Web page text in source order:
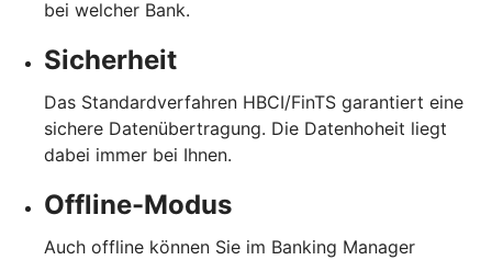
bei welcher Bank.
Sicherheit
Das Standardverfahren HBCI/FinTS garantiert eine
sichere Datenübertragung. Die Datenhoheit liegt
dabei immer bei Ihnen.
Offline-Modus
Auch offline können Sie im Banking Manager